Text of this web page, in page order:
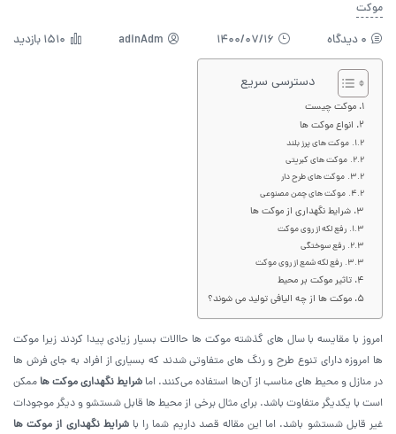
موکت
0 دیدگاه 1400/07/16
adinAdm 1510 بازدید
دسترسی سریع
موکت چیست
انواع موکت ها
موکت های پرز بلند
موکت های کبریتی
موکت های طرح دار
موکت های چمن مصنوعی
شرایط نگهداری از موکت ها
رفع لکه از روی موکت
رفع سوختگی
رفع لکه شمع از روی موکت
تاثیر موکت بر محیط
موکت ها از چه الیافی تولید می شوند؟
امروز با مقایسه با سال های گذشته موکت ها حاالات بسیار زیادی پیدا کردند زیرا موکت
ها امروزه دارای تنوع طرح و رنگ های متفاوتی شدند که بسیاری از افراد به جای فرش ها
در منازل و محیط های مناسب از آن‌ها استفاده می‌کنند. اما شرایط نگهداری موکت ها ممکن
است با یکدیگر متفاوت باشد. برای مثال برخی از محیط ها قابل شستشو و دیگر موجودات
غیر قابل شستشو باشد. اما این مقاله قصد داریم شما را باشرایط نگهداری از موکت ها